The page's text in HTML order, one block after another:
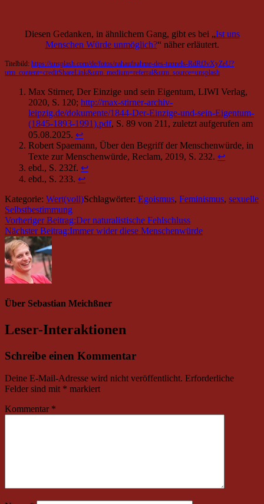
Diesen Gedanken, in ähnlichem Gang, gibt es bei „Ist uns
Menschen Würde unmöglich?“ näher erläutert.
Titelbild: https://unsplash.com/de/fotos/nahaufnahme-des-tunnels-RdRfJvXyZeU?
utm_content=creditShareLink&utm_medium=referral&utm_source=unsplash
Max Stirner, Der Einzige und sein Eigentum, LIWI Verlag,
2020, S. 120; http://max-stirner-archiv-
leipzig.de/dokumente/1844-Der-Einzige-und-sein-Eigentum-
(1845-1893-1991).pdf, S. 89 von 211, zuletzt aufgerufen am
05.08.2025. ↩︎
Robert Spaemann, Über den Begriff der Menschenwürde, in
Texte zur Menschenwürde, Reclam, 2019, S. 232. ↩︎
ebd., S. 232f. ↩︎
ebd., S. 233. ↩︎
Kategorie: Wert(voll)Schlagwörter: Egoismus, Feminismus, sexuelle
Selbstbestimmung
Vorheriger Beitrag:Der naturalistische Fehlschluss
Nächster Beitrag:Immer wider diese Menschenwürde
Über Sebastian Meichßner
Leser-Interaktionen
Schreibe einen Kommentar
Deine E-Mail-Adresse wird nicht veröffentlicht. Erforderliche
Felder sind mit * markiert
Kommentar *